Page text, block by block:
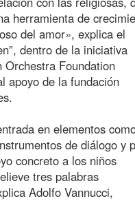
herramienta de
del amor», explica el
dentro de la iniciativa
Orchestra Foundation
apoyo de la fundación
en elementos
de diálogo y
concreto a los niños
tres palabras
Adolfo Vannucci,